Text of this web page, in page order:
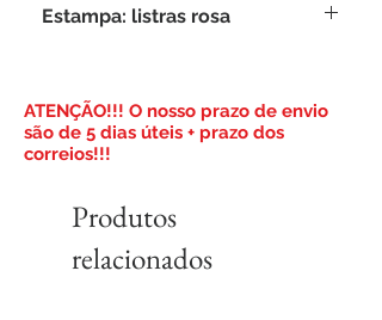
Elastano
Estampa: listras rosa
​ATENÇÃO!!! O nosso prazo de envio
são de 5 dias úteis + prazo dos
correios!!!
Produtos
relacionados